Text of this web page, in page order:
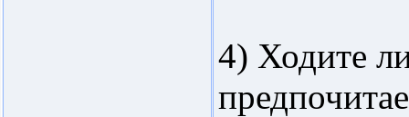
4) Ходите